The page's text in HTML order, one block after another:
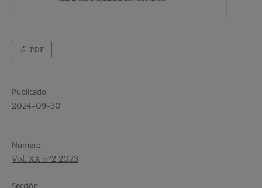
PDF
Publicado
2024-09-30
Número
Vol. XX nº2 2023
Sección